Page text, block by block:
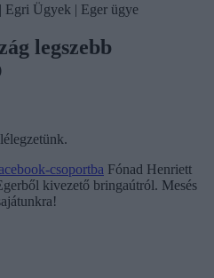
Egri Ügyek | Eger ügye
legszebb
csoportba Fónad Henriett
kivezető bringaútról. Mesés